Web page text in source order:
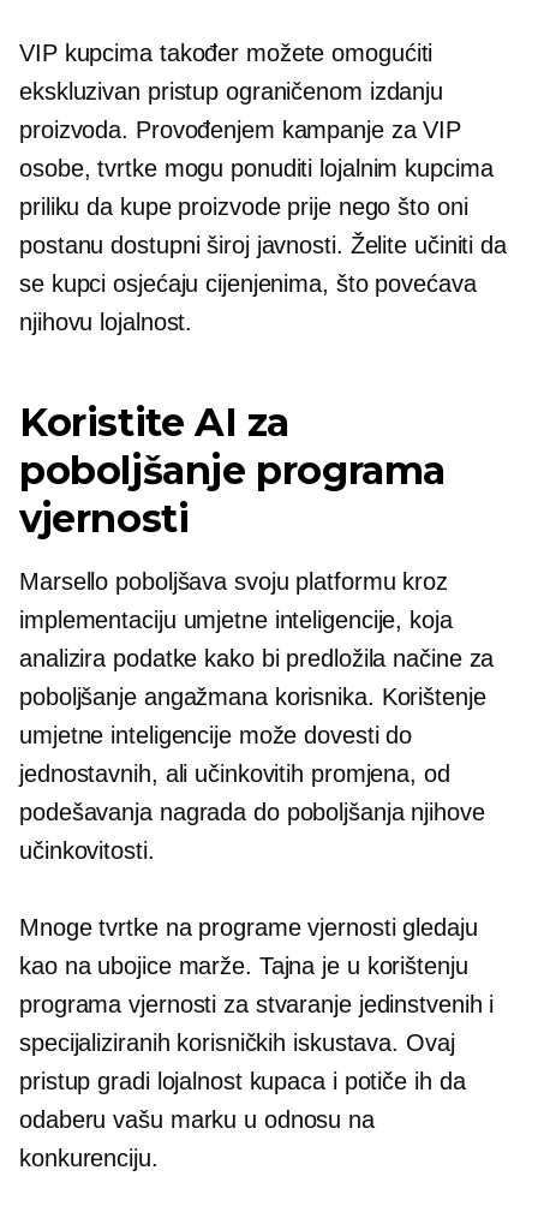
VIP kupcima također možete omogućiti
ekskluzivan pristup ograničenom izdanju
proizvoda. Provođenjem kampanje za VIP
osobe, tvrtke mogu ponuditi lojalnim kupcima
priliku da kupe proizvode prije nego što oni
postanu dostupni široj javnosti. Želite učiniti da
se kupci osjećaju cijenjenima, što povećava
njihovu lojalnost.
Koristite AI za
poboljšanje programa
vjernosti
Marsello poboljšava svoju platformu kroz
implementaciju umjetne inteligencije, koja
analizira podatke kako bi predložila načine za
poboljšanje angažmana korisnika. Korištenje
umjetne inteligencije može dovesti do
jednostavnih, ali učinkovitih promjena, od
podešavanja nagrada do poboljšanja njihove
učinkovitosti.
Mnoge tvrtke na programe vjernosti gledaju
kao na ubojice marže. Tajna je u korištenju
programa vjernosti za stvaranje jedinstvenih i
specijaliziranih korisničkih iskustava. Ovaj
pristup gradi lojalnost kupaca i potiče ih da
odaberu vašu marku u odnosu na
konkurenciju.